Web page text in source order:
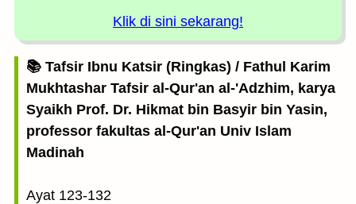
Klik di sini sekarang!
📚 Tafsir Ibnu Katsir (Ringkas) / Fathul Karim
Mukhtashar Tafsir al-Qur'an al-'Adzhim, karya
Syaikh Prof. Dr. Hikmat bin Basyir bin Yasin,
professor fakultas al-Qur'an Univ Islam
Madinah
Ayat 123-132